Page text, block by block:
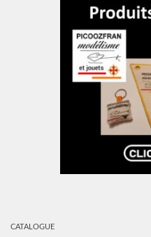
CATALOGUE